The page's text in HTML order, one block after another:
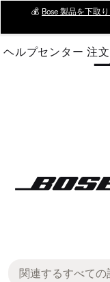
Main
💰 Bose 製品を下取
ヘルプセンター 注文